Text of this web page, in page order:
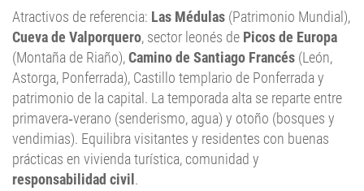
Cueva de Valporquero, sector leonés dePicos de Europa
(Montaña de Riaño),Camino de Santiago Francés (León,
Astorga, Ponferrada), Castillo templario de Ponferrada y
patrimonio de la capital. La temporada alta se reparte entre
primavera‑verano (senderismo, agua) y otoño (bosques y
vendimias). Equilibra visitantes y residentes con buenas
prácticas en vivienda turística, comunidad y
responsabilidad civil.
Experiencias: rutas por Las Médulas y miradores del